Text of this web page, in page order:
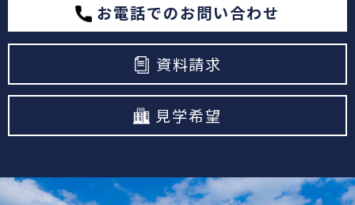
お電話でのお問い合わせ
資料請求
見学希望